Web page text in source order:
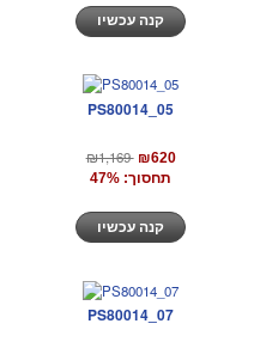
PS80014_05
₪1,169 ₪620
תחסוך: 47%
PS80014_07